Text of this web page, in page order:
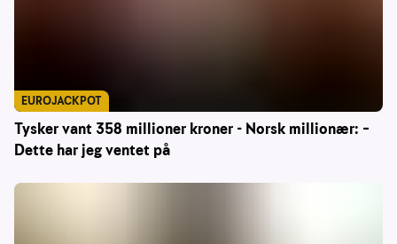
Tysker vant 358 millioner kroner - Norsk millionær: –
Dette har jeg ventet på
EUROJACKPOT